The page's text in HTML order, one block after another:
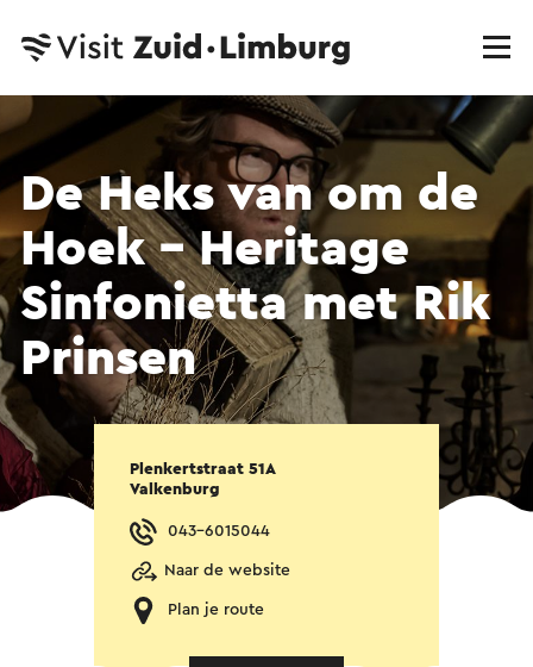
De Heks van om de
Hoek – Heritage
Sinfonietta met Rik
Prinsen
Plenkertstraat 51A
Valkenburg
043-6015044
Naar de website
Plan je route